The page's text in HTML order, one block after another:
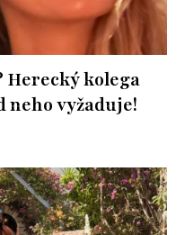
Herecký kolega
neho vyžaduje!